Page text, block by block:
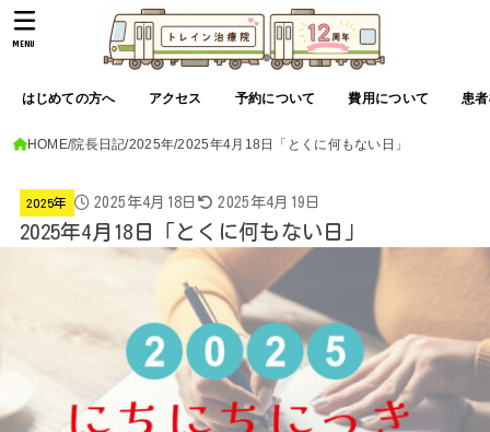
はじめての方へ アクセス 予約について 費用について 患
MENU
HOME 院長日記 2025年 2025年4月18日「とくに何もない日」
2025年 2025年4月18日 2025年4月19日
2025年4月18日「とくに何もない日」